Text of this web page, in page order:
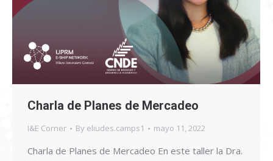
Charla de Planes de Mercadeo
I&E Corner By eliudes.camps1 mayo 11, 2022
Charla de Planes de Mercadeo En este taller la Dra.